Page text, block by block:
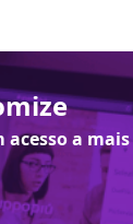
a mais